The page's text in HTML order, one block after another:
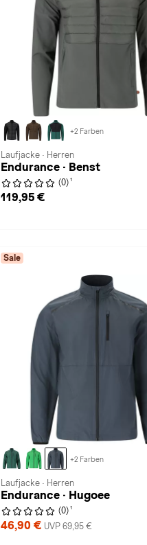
+2 Farben
Laufjacke · Herren
Endurance · Benst
(0) 1
119,95 €
Sale
+2 Farben
Laufjacke · Herren
Endurance · Hugoee
(0) 1
46,90 € UVP 69,95 €